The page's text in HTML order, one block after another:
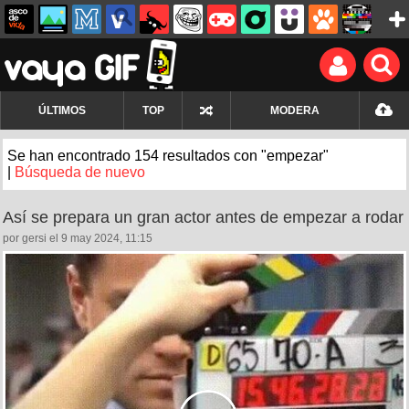
ÚLTIMOS TOP MODERA
Se han encontrado 154 resultados con "empezar"
Búsqueda de nuevo
Así se prepara un gran actor antes de empezar a rodar
por gersi el 9 may 2024, 11:15